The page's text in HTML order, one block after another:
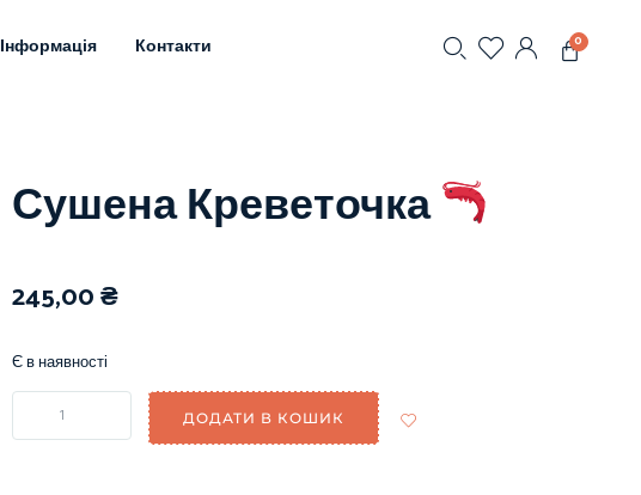
Інформація Контакти 0
Сушена Креветочка
245,00₴
Є в наявності
ДОДАТИ В КОШИК